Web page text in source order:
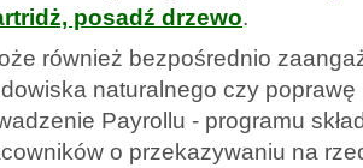
posadź drzewo.
również bezpośrednio
naturalnego czy poprawę
Payrollu - programu
o przekazywaniu na